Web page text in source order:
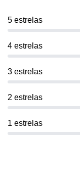
5 estrelas
4 estrelas
3 estrelas
2 estrelas
1 estrelas